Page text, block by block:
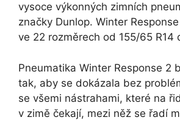
vysoce výkonných zimních
značky Dunlop. Winter
ve 22 rozměrech od 155/65 R14
Pneumatika Winter Response 2
tak, aby se dokázala bez
se všemi nástrahami, které na
v zimě čekají, mezi něž se řadí